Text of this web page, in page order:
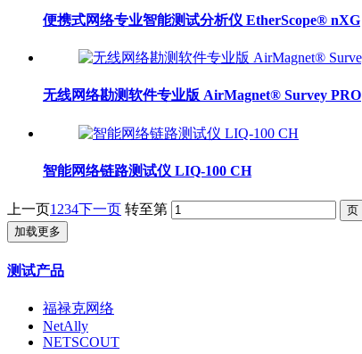
便携式网络专业智能测试分析仪 EtherScope® nXG
无线网络勘测软件专业版 AirMagnet® Survey PRO
智能网络链路测试仪 LIQ-100 CH
上一页1 234下一页 转至第
加载更多
测试产品
福禄克网络
NetAlly
NETSCOUT